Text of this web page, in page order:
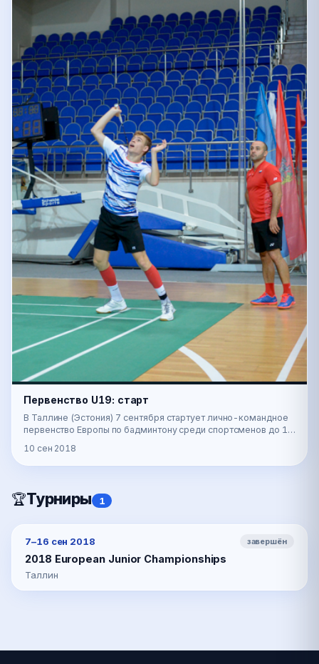
Первенство U19: старт
В Таллине (Эстония) 7 сентября стартует лично-командное
первенство Европы по бадминтону среди спортсменов до 19
10 сен 2018
🏆Турниры 1
7–16 сен 2018
2018 European Junior Championships
Таллин
завершён